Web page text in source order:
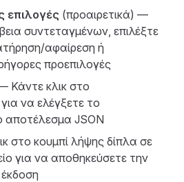
επιλογές (προαιρετικά) —
συντεταγμένων, επιλέξτε
αφαίρεση ή
προεπιλογές
Κάντε κλικ στο
να ελέγξετε το
αποτέλεσμα JSON
στο κουμπί λήψης δίπλα σε
για να αποθηκεύσετε την